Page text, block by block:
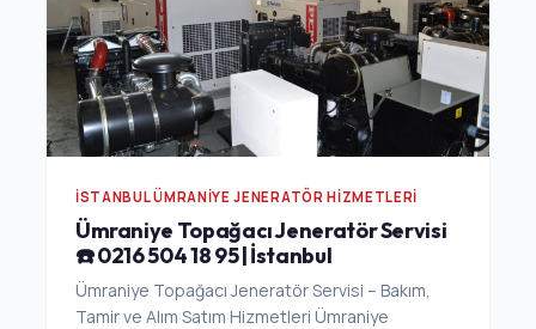
İSTANBUL ÜMRANIYE JENERATÖR HIZMETLERI
Ümraniye Topağacı Jeneratör Servisi
☎️ 0216 504 18 95 | İstanbul
Ümraniye Topağacı Jeneratör Servisi – Bakım,
Tamir ve Alım Satım Hizmetleri Ümraniye